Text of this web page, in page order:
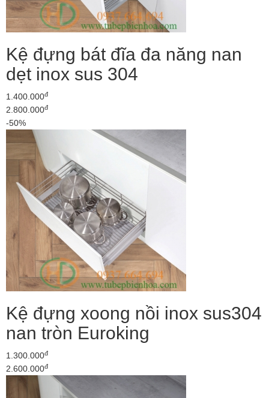
Kệ đựng bát đĩa đa năng nan
dẹt inox sus 304
1.400.000đ
2.800.000đ
-50%
Kệ đựng xoong nồi inox sus304
nan tròn Euroking
1.300.000đ
2.600.000đ